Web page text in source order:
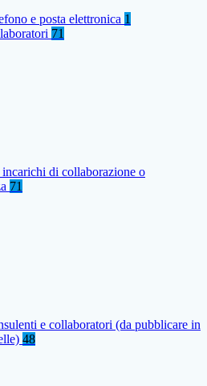
e posta elettronica 1
71
di collaborazione o
71
e collaboratori (da pubblicare in
48